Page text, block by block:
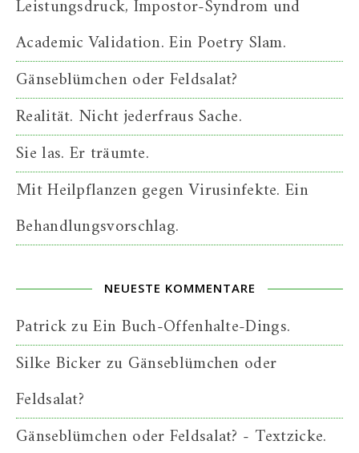
Leistungsdruck, Impostor-Syndrom und
Academic Validation. Ein Poetry Slam.
Gänseblümchen oder Feldsalat?
Realität. Nicht jederfraus Sache.
Sie las. Er träumte.
Mit Heilpflanzen gegen Virusinfekte. Ein
Behandlungsvorschlag.
NEUESTE KOMMENTARE
PatrickzuEin Buch-Offenhalte-Dings.
Silke Bickerzu Gänseblümchen oder
Feldsalat?
Gänseblümchen oder Feldsalat? - Textzicke.